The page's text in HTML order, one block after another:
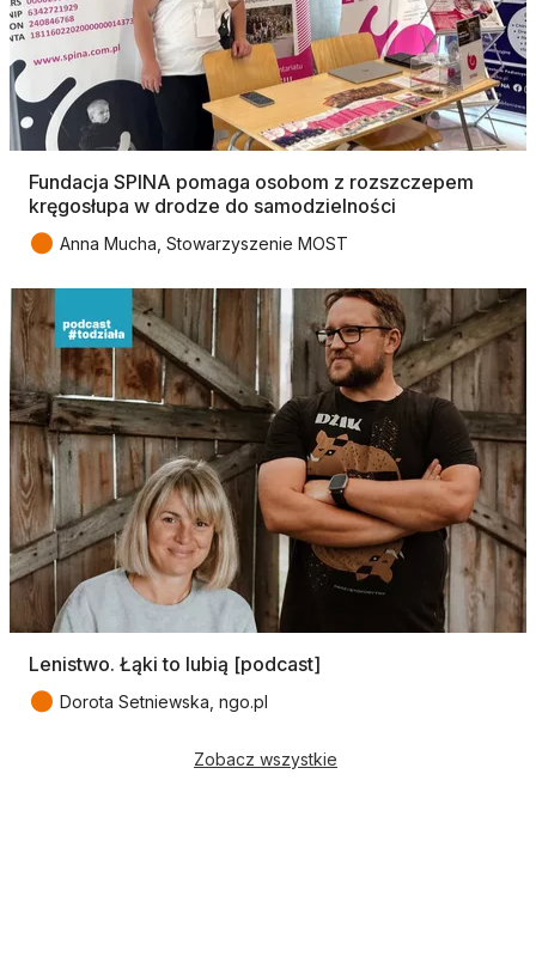
Fundacja SPINA pomaga osobom z rozszczepem
kręgosłupa w drodze do samodzielności
● Anna Mucha, Stowarzyszenie MOST
Lenistwo. Łąki to lubią [podcast]
● Dorota Setniewska, ngo.pl
Zobacz wszystkie